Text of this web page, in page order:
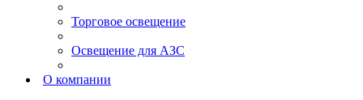
Торговое освещение
Освещение для АЗС
О компании